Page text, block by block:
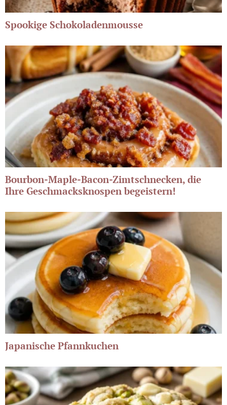
Spookige Schokoladenmousse
Bourbon-Maple-Bacon-Zimtschnecken, die
Ihre Geschmacksknospen begeistern!
Japanische Pfannkuchen